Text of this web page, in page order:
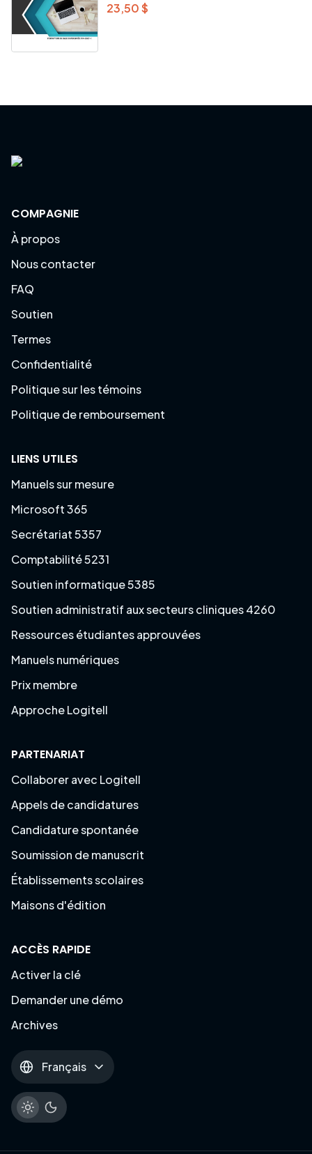
23,50 $
COMPAGNIE
À propos
Nous contacter
FAQ
Soutien
Termes
Confidentialité
Politique sur les témoins
Politique de remboursement
LIENS UTILES
Manuels sur mesure
Microsoft 365
Secrétariat 5357
Comptabilité 5231
Soutien informatique 5385
Soutien administratif aux secteurs cliniques 4260
Ressources étudiantes approuvées
Manuels numériques
Prix membre
Approche Logitell
PARTENARIAT
Collaborer avec Logitell
Appels de candidatures
Candidature spontanée
Soumission de manuscrit
Établissements scolaires
Maisons d'édition
ACCÈS RAPIDE
Activer la clé
Demander une démo
Archives
Français